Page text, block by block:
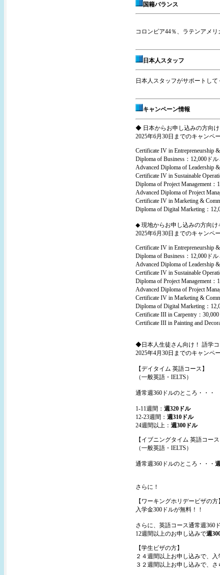
国籍バランス
コロンビア44％、ラテンアメ
日本人スタッフ
日本人スタッフがサポートして
キャンペーン情報
◆ 日本からお申し込みの方
2025年6月30日までのキャンペ
Certificate IV in
Diploma of Business：12,000ド
Advanced Diploma of Leadership
Certificate IV in Sustainable
Diploma of Project Management
Advanced Diploma of Project
Certificate IV in Marketing &
Diploma of Digital Marketing：
◆ 現地からお申し込みの方向
2025年6月30日までのキャンペ
Certificate IV in
Diploma of Business：12,000ド
Advanced Diploma of Leadership
Certificate IV in Sustainable
Diploma of Project Management
Advanced Diploma of Project
Certificate IV in Marketing &
Diploma of Digital Marketing：
Certificate III in Carpentry：
Certificate III in Painting and
◆日本人生徒さん向け！ 語学
2025年4月30日までのキャンペ
【デイタイム 英語コース】
（一般英語・IELTS）
通常週360ドルのところ・・・
1-11週間： 週320ドル
12-23週間： 週310ドル
24週間以上： 週300ドル
【イブニングタイム 英語コー
（一般英語・IELTS）
通常週360ドルのところ・・・
さらに！
【ワーキングホリデービザの方
入学金300ドルが無料！！
さらに、英語コース通常週360
12週間以上のお申し込みで週
【学生ビザの方】
２４週間以上お申し込みで、
３２週間以上お申し込みで、